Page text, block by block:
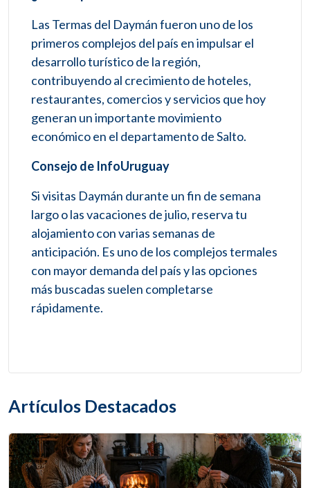
Las Termas del Daymán fueron uno de los
primeros complejos del país en impulsar el
desarrollo turístico de la región,
contribuyendo al crecimiento de hoteles,
restaurantes, comercios y servicios que hoy
generan un importante movimiento
económico en el departamento de Salto.
Consejo de InfoUruguay
Si visitas Daymán durante un fin de semana
largo o las vacaciones de julio, reserva tu
alojamiento con varias semanas de
anticipación. Es uno de los complejos termales
con mayor demanda del país y las opciones
más buscadas suelen completarse
rápidamente.
Artículos Destacados